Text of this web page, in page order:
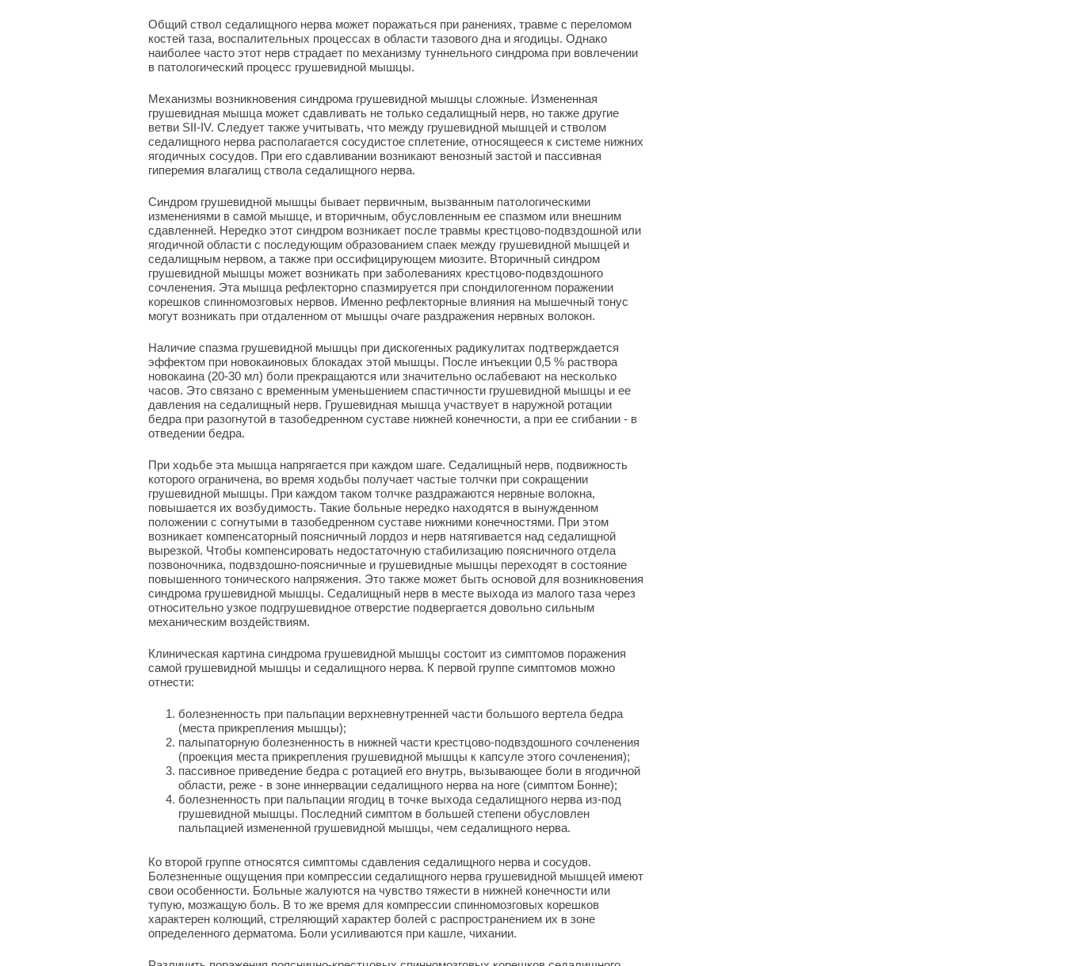
Общий ствол седалищного нерва может поражаться при ранениях, травме с переломом
костей таза, воспалительных процессах в области тазового дна и ягодицы. Однако
наиболее часто этот нерв страдает по механизму туннельного синдрома при вовлечении
в патологический процесс грушевидной мышцы.
Механизмы возникновения синдрома грушевидной мышцы сложные. Измененная
грушевидная мышца может сдавливать не только седалищный нерв, но также другие
ветви SII-IV. Следует также учитывать, что между грушевидной мышцей и стволом
седалищного нерва располагается сосудистое сплетение, относящееся к системе нижних
ягодичных сосудов. При его сдавливании возникают венозный застой и пассивная
гиперемия влагалищ ствола седалищного нерва.
Синдром грушевидной мышцы бывает первичным, вызванным патологическими
изменениями в самой мышце, и вторичным, обусловленным ее спазмом или внешним
сдавленней. Нередко этот синдром возникает после травмы крестцово-подвздошной или
ягодичной области с последующим образованием спаек между грушевидной мышцей и
седалищным нервом, а также при оссифицирующем миозите. Вторичный синдром
грушевидной мышцы может возникать при заболеваниях крестцово-подвздошного
сочленения. Эта мышца рефлекторно спазмируется при спондилогенном поражении
корешков спинномозговых нервов. Именно рефлекторные влияния на мышечный тонус
могут возникать при отдаленном от мышцы очаге раздражения нервных волокон.
Наличие спазма грушевидной мышцы при дискогенных радикулитах подтверждается
эффектом при новокаиновых блокадах этой мышцы. После инъекции 0,5 % раствора
новокаина (20-30 мл) боли прекращаются или значительно ослабевают на несколько
часов. Это связано с временным уменьшением спастичности грушевидной мышцы и ее
давления на седалищный нерв. Грушевидная мышца участвует в наружной ротации
бедра при разогнутой в тазобедренном суставе нижней конечности, а при ее сгибании - в
отведении бедра.
При ходьбе эта мышца напрягается при каждом шаге. Седалищный нерв, подвижность
которого ограничена, во время ходьбы получает частые толчки при сокращении
грушевидной мышцы. При каждом таком толчке раздражаются нервные волокна,
повышается их возбудимость. Такие больные нередко находятся в вынужденном
положении с согнутыми в тазобедренном суставе нижними конечностями. При этом
возникает компенсаторный поясничный лордоз и нерв натягивается над седалищной
вырезкой. Чтобы компенсировать недостаточную стабилизацию поясничного отдела
позвоночника, подвздошно-поясничные и грушевидные мышцы переходят в состояние
повышенного тонического напряжения. Это также может быть основой для возникновения
синдрома грушевидной мышцы. Седалищный нерв в месте выхода из малого таза через
относительно узкое подгрушевидное отверстие подвергается довольно сильным
механическим воздействиям.
Клиническая картина синдрома грушевидной мышцы состоит из симптомов поражения
самой грушевидной мышцы и седалищного нерва. К первой группе симптомов можно
отнести:
болезненность при пальпации верхневнутренней части большого вертела бедра
(места прикрепления мышцы);
палыпаторную болезненность в нижней части крестцово-подвздошного сочленения
(проекция места прикрепления грушевидной мышцы к капсуле этого сочленения);
пассивное приведение бедра с ротацией его внутрь, вызывающее боли в ягодичной
области, реже - в зоне иннервации седалищного нерва на ноге (симптом Бонне);
болезненность при пальпации ягодиц в точке выхода седалищного нерва из-под
грушевидной мышцы. Последний симптом в большей степени обусловлен
пальпацией измененной грушевидной мышцы, чем седалищного нерва.
Ко второй группе относятся симптомы сдавления седалищного нерва и сосудов.
Болезненные ощущения при компрессии седалищного нерва грушевидной мышцей имеют
свои особенности. Больные жалуются на чувство тяжести в нижней конечности или
тупую, мозжащую боль. В то же время для компрессии спинномозговых корешков
характерен колющий, стреляющий характер болей с распространением их в зоне
определенного дерматома. Боли усиливаются при кашле, чихании.